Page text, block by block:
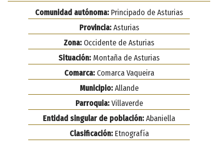
Comunidad autónoma: Principado de Asturias
Provincia:Asturias
Zona: Occidente de Asturias
Situación: Montaña de Asturias
Comarca:Comarca Vaqueira
Municipio:Allande
Parroquia:Villaverde
Entidad singular de población: Abaniella
Clasificación:Etnografía